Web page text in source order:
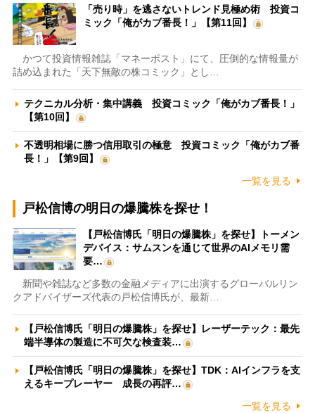
「売り時」を逃さないトレンド見極め術 投資コ
ミック「俺がカブ番長！」【第11回】
かつて投資情報雑誌「マネーポスト」にて、圧倒的な情報量が
詰め込まれた「天下無敵の株コミック」とし…
テクニカル分析・集中講義 投資コミック「俺がカブ番長！」
【第10回】
不透明相場に勝つ信用取引の極意 投資コミック「俺がカブ番
長！」【第9回】
一覧を見る
戸松信博の明日の爆騰株を探せ！
【戸松信博氏「明日の爆騰株」を探せ】トーメン
デバイス：サムスンを通じて世界のAIメモリ需
要…
新聞や雑誌など多数の金融メディアに出演するグローバルリン
クアドバイザーズ代表の戸松信博氏が、最新…
【戸松信博氏「明日の爆騰株」を探せ】レーザーテック：最先
端半導体の製造に不可欠な検査装…
【戸松信博氏「明日の爆騰株」を探せ】TDK：AIインフラを支
えるキープレーヤー 成長の再評…
一覧を見る